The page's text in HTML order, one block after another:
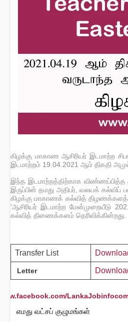
கிழக்கு மாகாண ஆசிரியர் இடமாற்ற
இடமாற்றம் 19.04.2021 ஆம் திகதி
இந்த இடமாற்றத்திற்காக விண்ணப்பித்த
இருப்பின் தமது அதிபர், வலயக் கல்விப்
கிழக்கு மாகாணக் கல்வித்
'ஆசிரியர் இடமாற்ற மேன்முறையீடு
கல்வித் திணைக்களம் தெரிவிக்கின்றது.
Transfer List
Letter
www.facebook.com/
எமது வட்சப் குழுமங்கள்